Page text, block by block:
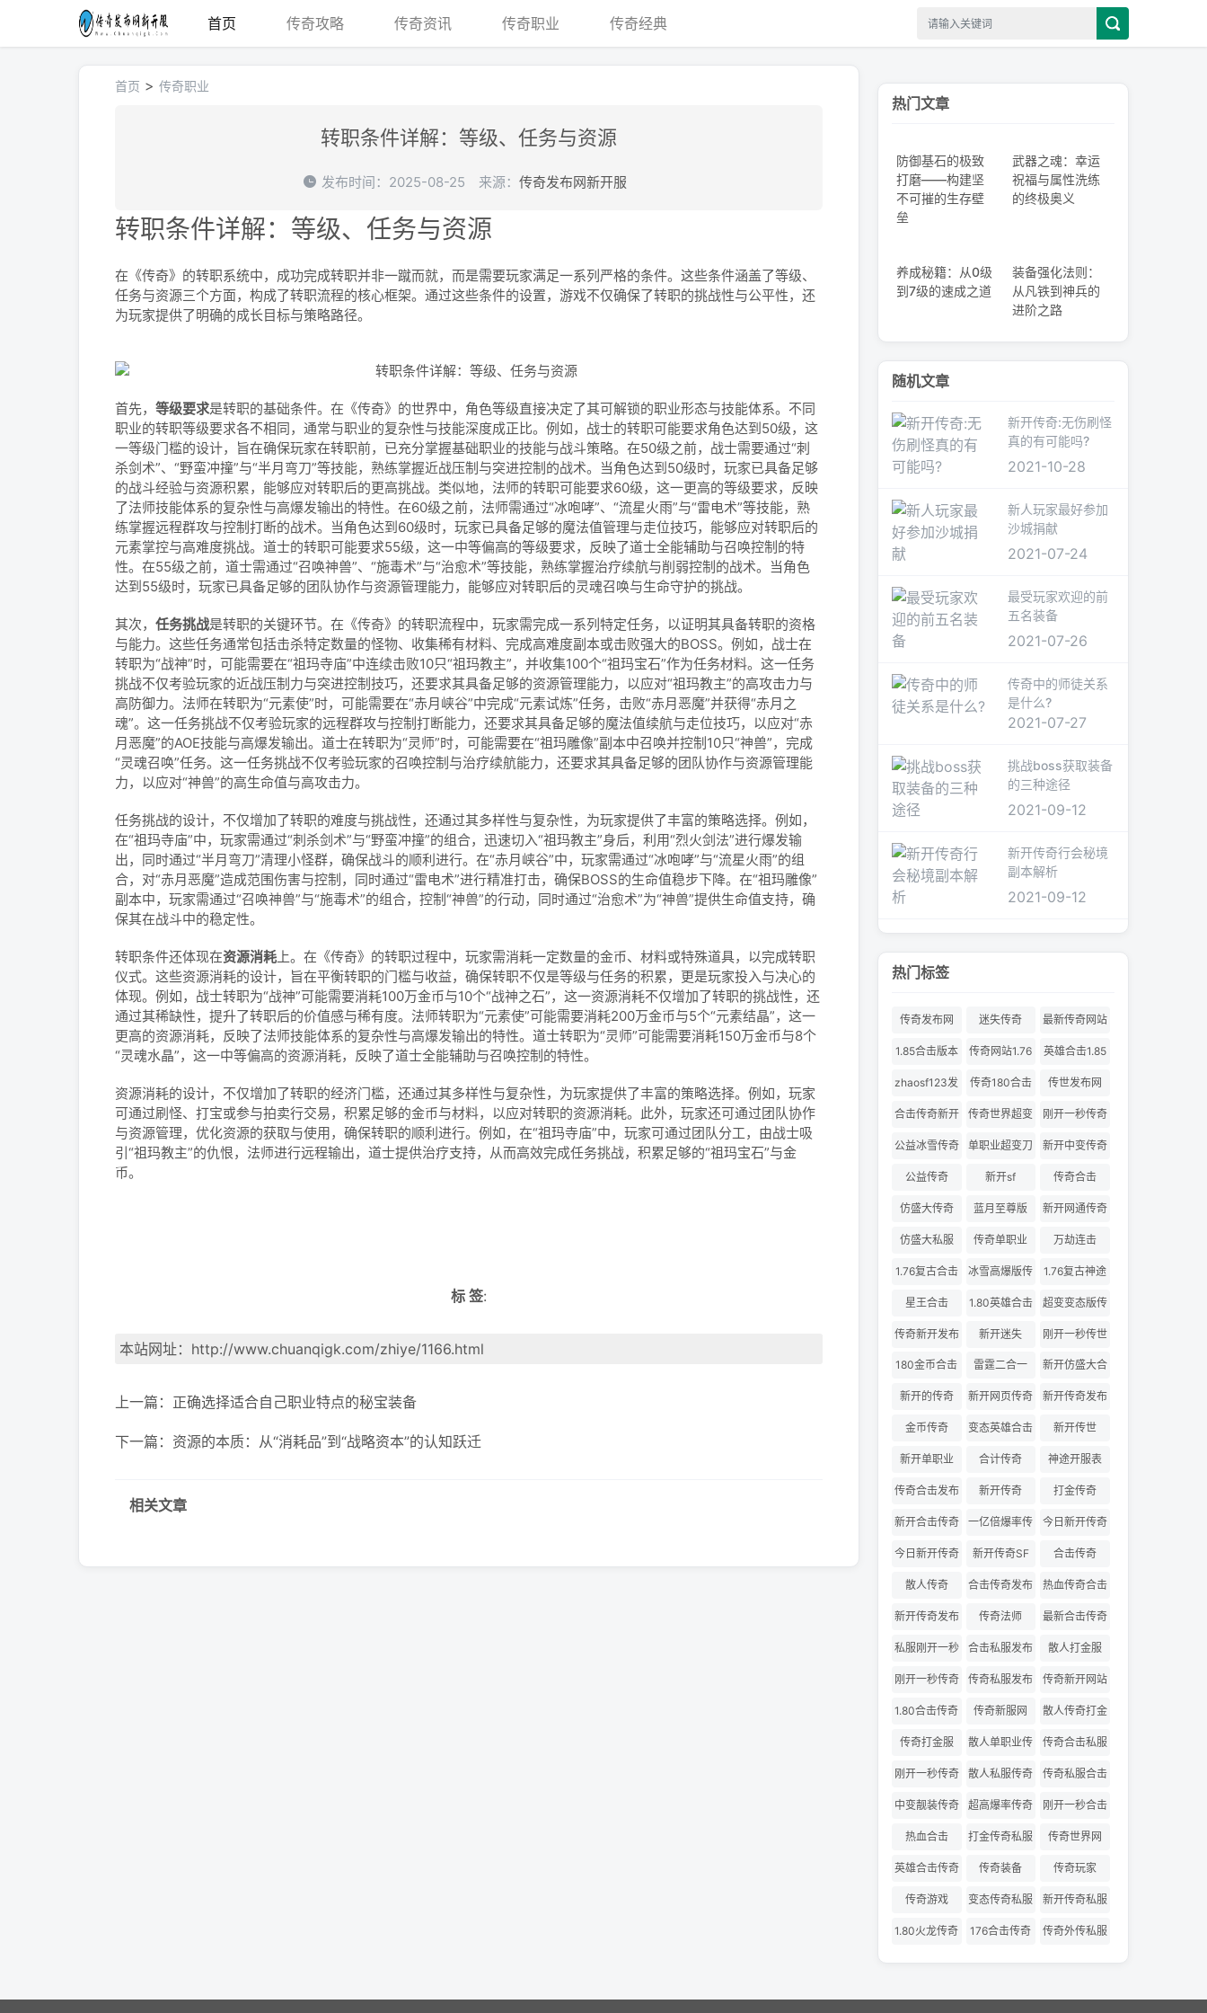
首页 传奇攻略 传奇资讯 传奇职业 传奇经典
首页 > 传奇职业
转职条件详解：等级、任务与资源
发布时间：2025-08-25 来源： 传奇发布网新开服
转职条件详解：等级、任务与资源
在《传奇》的转职系统中，成功完成转职并非一蹴而就，而是需要玩家满足一系列严格的条件。这些条件涵盖了等级、
任务与资源三个方面，构成了转职流程的核心框架。通过这些条件的设置，游戏不仅确保了转职的挑战性与公平性，还
为玩家提供了明确的成长目标与策略路径。
首先， 等级要求是转职的基础条件。在《传奇》的世界中，角色等级直接决定了其可解锁的职业形态与技能体系。不同
职业的转职等级要求各不相同，通常与职业的复杂性与技能深度成正比。例如，战士的转职可能要求角色达到50级，这
一等级门槛的设计，旨在确保玩家在转职前，已充分掌握基础职业的技能与战斗策略。在50级之前，战士需要通过“刺
杀剑术”、“野蛮冲撞”与“半月弯刀”等技能，熟练掌握近战压制与突进控制的战术。当角色达到50级时，玩家已具备足够
的战斗经验与资源积累，能够应对转职后的更高挑战。类似地，法师的转职可能要求60级，这一更高的等级要求，反映
了法师技能体系的复杂性与高爆发输出的特性。在60级之前，法师需通过“冰咆哮”、“流星火雨”与“雷电术”等技能，熟
练掌握远程群攻与控制打断的战术。当角色达到60级时，玩家已具备足够的魔法值管理与走位技巧，能够应对转职后的
元素掌控与高难度挑战。道士的转职可能要求55级，这一中等偏高的等级要求，反映了道士全能辅助与召唤控制的特
性。在55级之前，道士需通过“召唤神兽”、“施毒术”与“治愈术”等技能，熟练掌握治疗续航与削弱控制的战术。当角色
达到55级时，玩家已具备足够的团队协作与资源管理能力，能够应对转职后的灵魂召唤与生命守护的挑战。
其次， 任务挑战是转职的关键环节。在《传奇》的转职流程中，玩家需完成一系列特定任务，以证明其具备转职的资格
与能力。这些任务通常包括击杀特定数量的怪物、收集稀有材料、完成高难度副本或击败强大的BOSS。例如，战士在
转职为“战神”时，可能需要在“祖玛寺庙”中连续击败10只“祖玛教主”，并收集100个“祖玛宝石”作为任务材料。这一任务
挑战不仅考验玩家的近战压制力与突进控制技巧，还要求其具备足够的资源管理能力，以应对“祖玛教主”的高攻击力与
高防御力。法师在转职为“元素使”时，可能需要在“赤月峡谷”中完成“元素试炼”任务，击败“赤月恶魔”并获得“赤月之
魂”。这一任务挑战不仅考验玩家的远程群攻与控制打断能力，还要求其具备足够的魔法值续航与走位技巧，以应对“赤
月恶魔”的AOE技能与高爆发输出。道士在转职为“灵师”时，可能需要在“祖玛雕像”副本中召唤并控制10只“神兽”，完成
“灵魂召唤”任务。这一任务挑战不仅考验玩家的召唤控制与治疗续航能力，还要求其具备足够的团队协作与资源管理能
力，以应对“神兽”的高生命值与高攻击力。
任务挑战的设计，不仅增加了转职的难度与挑战性，还通过其多样性与复杂性，为玩家提供了丰富的策略选择。例如，
在“祖玛寺庙”中，玩家需通过“刺杀剑术”与“野蛮冲撞”的组合，迅速切入“祖玛教主”身后，利用“烈火剑法”进行爆发输
出，同时通过“半月弯刀”清理小怪群，确保战斗的顺利进行。在“赤月峡谷”中，玩家需通过“冰咆哮”与“流星火雨”的组
合，对“赤月恶魔”造成范围伤害与控制，同时通过“雷电术”进行精准打击，确保BOSS的生命值稳步下降。在“祖玛雕像”
副本中，玩家需通过“召唤神兽”与“施毒术”的组合，控制“神兽”的行动，同时通过“治愈术”为“神兽”提供生命值支持，确
保其在战斗中的稳定性。
转职条件还体现在资源消耗 上。在《传奇》的转职过程中，玩家需消耗一定数量的金币、材料或特殊道具，以完成转职
仪式。这些资源消耗的设计，旨在平衡转职的门槛与收益，确保转职不仅是等级与任务的积累，更是玩家投入与决心的
体现。例如，战士转职为“战神”可能需要消耗100万金币与10个“战神之石”，这一资源消耗不仅增加了转职的挑战性，还
通过其稀缺性，提升了转职后的价值感与稀有度。法师转职为“元素使”可能需要消耗200万金币与5个“元素结晶”，这一
更高的资源消耗，反映了法师技能体系的复杂性与高爆发输出的特性。道士转职为“灵师”可能需要消耗150万金币与8个
“灵魂水晶”，这一中等偏高的资源消耗，反映了道士全能辅助与召唤控制的特性。
资源消耗的设计，不仅增加了转职的经济门槛，还通过其多样性与复杂性，为玩家提供了丰富的策略选择。例如，玩家
可通过刷怪、打宝或参与拍卖行交易，积累足够的金币与材料，以应对转职的资源消耗。此外，玩家还可通过团队协作
与资源管理，优化资源的获取与使用，确保转职的顺利进行。例如，在“祖玛寺庙”中，玩家可通过团队分工，由战士吸
引“祖玛教主”的仇恨，法师进行远程输出，道士提供治疗支持，从而高效完成任务挑战，积累足够的“祖玛宝石”与金
币。
标 签:
本站网址： http://www.chuanqigk.com/zhiye/1166.html
上一篇： 正确选择适合自己职业特点的秘宝装备
下一篇： 资源的本质：从“消耗品”到“战略资本”的认知跃迁
相关文章
热门文章
防御基石的极致
打磨——构建坚
不可摧的生存壁
垒
武器之魂：幸运
祝福与属性洗练
的终极奥义
养成秘籍：从0级
到7级的速成之道
装备强化法则：
从凡铁到神兵的
进阶之路
随机文章
新开传奇:无伤刷怪
真的有可能吗?
2021-10-28
新人玩家最好参加
沙城捐献
2021-07-24
最受玩家欢迎的前
五名装备
2021-07-26
传奇中的师徒关系
是什么?
2021-07-27
挑战boss获取装备
的三种途径
2021-09-12
新开传奇行会秘境
副本解析
2021-09-12
热门标签
传奇发布网 迷失传奇 最新传奇网站
1.85合击版本 传奇网站1.76
英雄合击1.85
合击
zhaosf123发
布网
传奇180合击 传世发布网
合击传奇新开
服
传奇世界超变
刚开一秒传奇
180合击
公益冰雪传奇
单职业超变刀
刀切割
新开中变传奇
公益传奇 新开sf 传奇合击
仿盛大传奇 蓝月至尊版 新开网通传奇
仿盛大私服 传奇单职业 万劫连击
1.76复古合击
冰雪高爆版传
奇
1.76复古神途
星王合击 1.80英雄合击
超变变态版传
奇
传奇新开发布 新开迷失 刚开一秒传世
180金币合击 雷霆二合一
新开仿盛大合
击
新开的传奇 新开网页传奇 新开传奇发布
金币传奇 变态英雄合击 新开传世
新开单职业 合计传奇 神途开服表
传奇合击发布
网
新开传奇 打金传奇
新开合击传奇
一亿倍爆率传
奇
今日新开传奇
三私服
今日新开传奇 新开传奇SF 合击传奇
散人传奇
合击传奇发布
网
热血传奇合击
版
新开传奇发布
网
传奇法师
最新合击传奇
私服
私服刚开一秒
合击私服发布
网
散人打金服
刚开一秒传奇
传奇私服发布
网
传奇新开网站
1.80合击传奇 传奇新服网
散人传奇打金
版
传奇打金服
散人单职业传
奇
传奇合击私服
刚开一秒传奇
私服
散人私服传奇
传奇私服合击
发布网
中变靓装传奇 超高爆率传奇
刚开一秒合击
传奇
热血合击 打金传奇私服 传奇世界网
英雄合击传奇 传奇装备 传奇玩家
传奇游戏 变态传奇私服 新开传奇私服
1.80火龙传奇 176合击传奇 传奇外传私服